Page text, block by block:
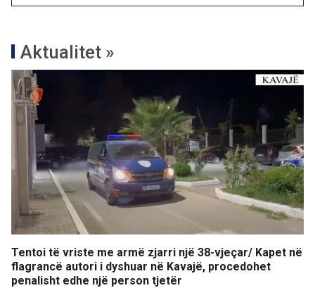
Aktualitet »
Tentoi të vriste me armë zjarri një 38-vjeçar/ Kapet në
flagrancë autori i dyshuar në Kavajë, procedohet
penalisht edhe një person tjetër